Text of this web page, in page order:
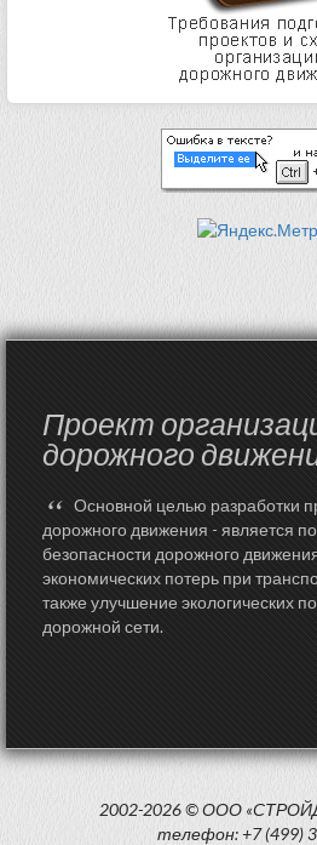
Проект
дорожного
“ Основной целью разработки
дорожного движения - является
безопасности дорожного
экономических потерь при
также улучшение экологических
дорожной сети.
2002-2026 © ООО
телефон: +7 (499)